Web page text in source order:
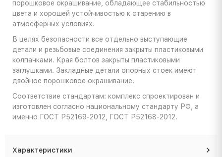
порошковое окрашивание, обладающее стабильностью
цвета и хорошей устойчивостью к старению в
атмосферных условиях.
В целях безопасности все отдельно выступающие
детали и резьбовые соединения закрыты пластиковыми
колпачками. Края болтов закрыты пластиковыми
заглушками. Закладные детали опорных стоек имеют
двойное порошковое окрашивание.
Соответствие стандартам: комплекс спроектирован и
изготовлен согласно национальному стандарту РФ, а
именно ГОСТ Р52169-2012, ГОСТ Р52168-2012.
Характеристики